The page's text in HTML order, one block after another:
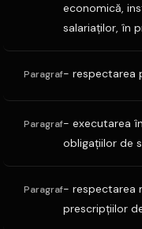
economică,
salariaţilor, în
Paragraf- respectarea
Paragraf- executarea
obligaţiilor de
Paragraf- respectarea
prescripţiilor